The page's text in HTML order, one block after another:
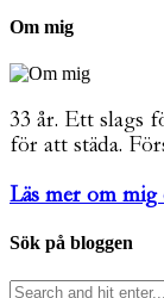
Om mig
33 år. Ett slags
för att städa.
Läs mer om
Sök på bloggen